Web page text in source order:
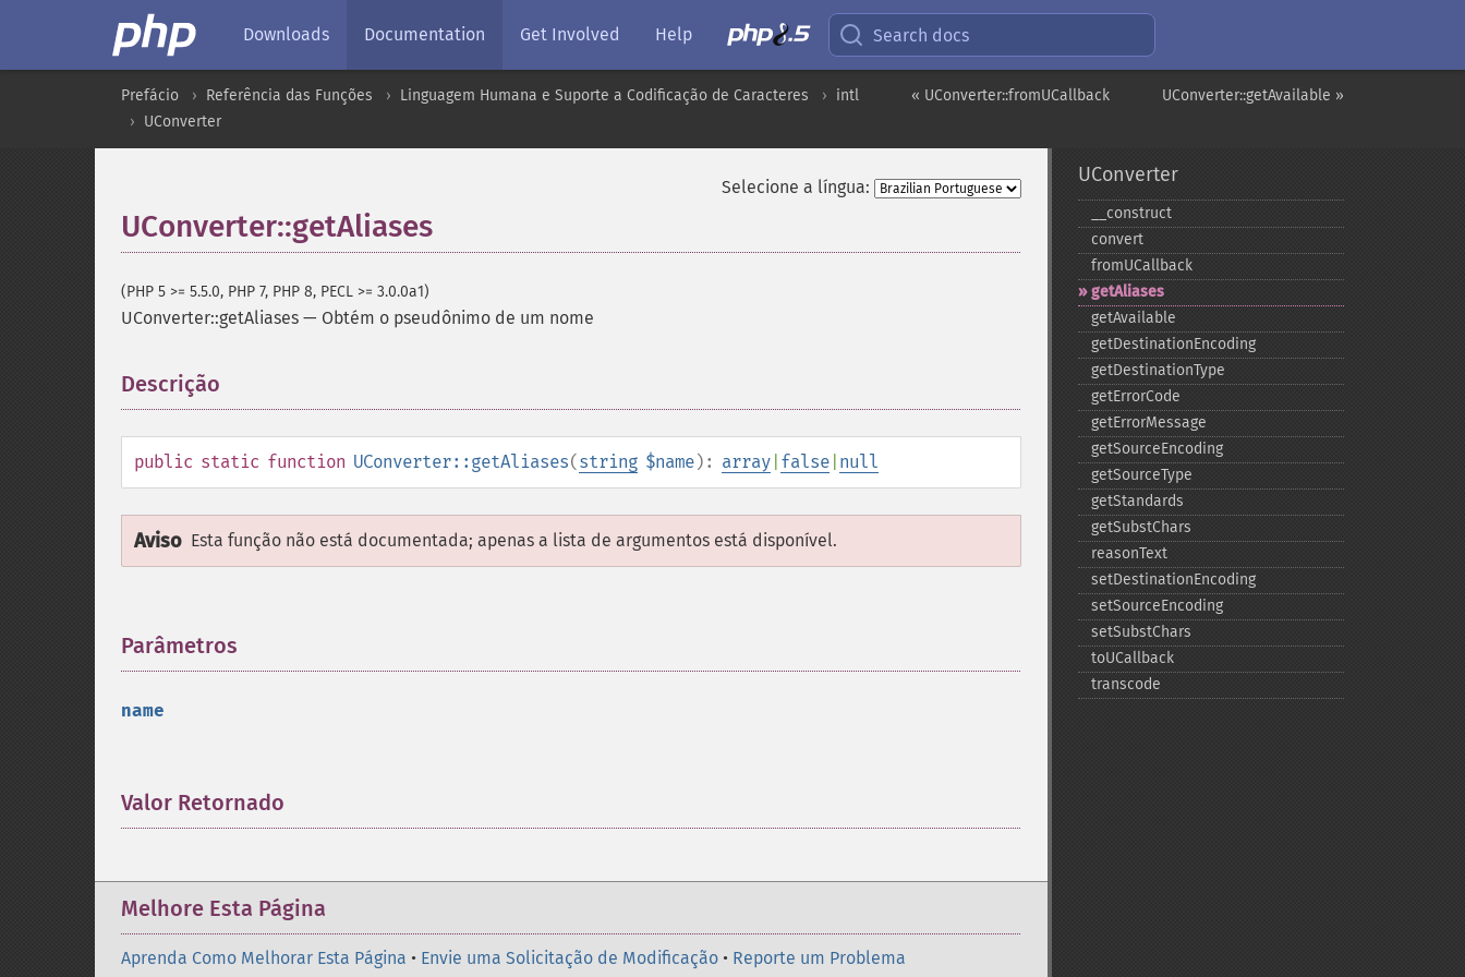
Downloads Documentation Get Involved Help Search docs
UConverter::getAvailable »
« UConverter::fromUCallback
Prefácio Referência das Funções Linguagem Humana e Suporte a Codificação de Caracteres
intl
UConverter
Selecione a língua:
UConverter::getAliases
(PHP 5 >= 5.5.0, PHP 7, PHP 8, PECL >= 3.0.0a1)
UConverter::getAliases — Obtém o pseudônimo de um nome
Descrição
public static function UConverter::getAliases(string $name): array false null
Aviso Esta função não está documentada; apenas a lista de argumentos está disponível.
Parâmetros
name
Valor Retornado
Melhore Esta Página
Aprenda Como Melhorar Esta Página • Envie uma Solicitação de Modificação • Reporte um Problema
UConverter
_​_​construct
convert
fromUCallback
getAliases
getAvailable
getDestinationEncoding
getDestinationType
getErrorCode
getErrorMessage
getSourceEncoding
getSourceType
getStandards
getSubstChars
reasonText
setDestinationEncoding
setSourceEncoding
setSubstChars
toUCallback
transcode